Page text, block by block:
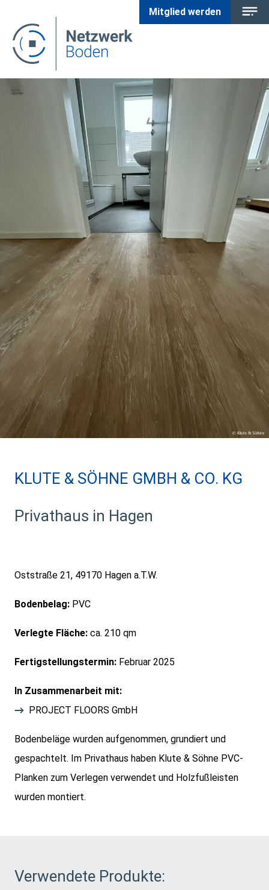
Mitglied werden
KLUTE & SÖHNE GMBH & CO. KG
Privathaus in Hagen
Oststraße 21, 49170 Hagen a.T.W.
Bodenbelag: PVC
Verlegte Fläche: ca. 210 qm
Fertigstellungstermin: Februar 2025
In Zusammenarbeit mit:
PROJECT FLOORS GmbH
Bodenbeläge wurden aufgenommen, grundiert und
gespachtelt. Im Privathaus haben Klute & Söhne PVC-
Planken zum Verlegen verwendet und Holzfußleisten
wurden montiert.
Verwendete Produkte: